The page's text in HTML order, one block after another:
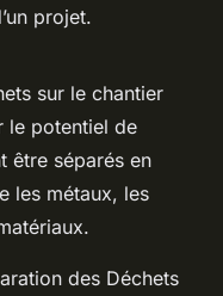
projet.
sur le chantier
le potentiel de
être séparés en
les métaux, les
des Déchets